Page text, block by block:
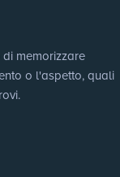
memorizzare
o l'aspetto, quali